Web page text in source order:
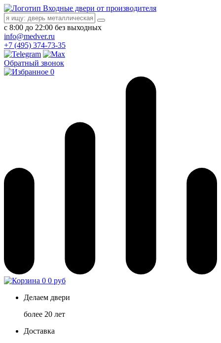
Входные двери от производителя
с 8:00 до 22:00 без выходных
info@medver.ru
+7 (495) 374-73-35
Обратный звонок
0
0 0 руб
Делаем двери
более 20 лет
Доставка